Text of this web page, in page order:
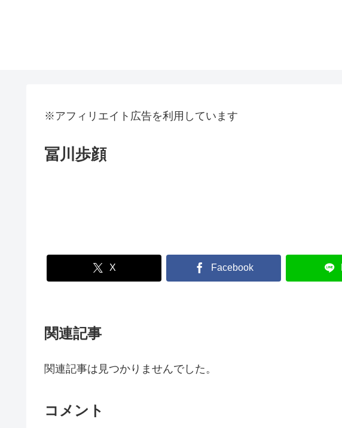
※アフィリエイト広告を利用しています
冨川歩顔
X Facebook
関連記事
関連記事は見つかりませんでした。
コメント